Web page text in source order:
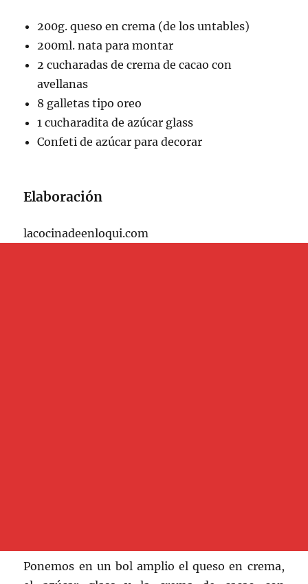
200g. queso en crema (de los untables)
200ml. nata para montar
2 cucharadas de crema de cacao con
avellanas
8 galletas tipo oreo
1 cucharadita de azúcar glass
Confeti de azúcar para decorar
Elaboración
lacocinadeenloqui.com
Ponemos en un bol amplio el queso en crema,